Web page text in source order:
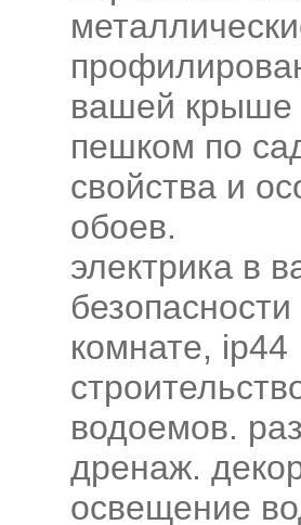
вашей крыше
пешком по
свойства и
обоев.
электрика в
комнате, ip44
водоемов.
дренаж.
освещение